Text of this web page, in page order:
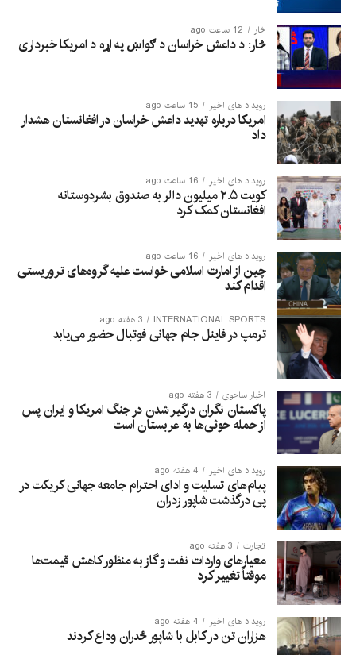
څار 12 ساعت ago
څار: د داعش خراسان د ګواښ په اړه د امریکا خبرداری
رویداد های اخیر 15 ساعت ago
امریکا درباره تهدید داعش خراسان در افغانستان هشدار
داد
رویداد های اخیر 16 ساعت ago
کویت ۲.۵ میلیون دالر به صندوق بشردوستانه
افغانستان کمک کرد
رویداد های اخیر 16 ساعت ago
چین از امارت اسلامی خواست علیه گروه‌های تروریستی
اقدام کند
INTERNATIONAL SPORTS 3 هفته ago
ترمپ در فاینل جام جهانی فوتبال حضور می‌یابد
اخبار ساحوی 3 هفته ago
پاکستان نگران درگیر شدن در جنگ امریکا و ایران پس
از حمله حوثی‌ها به عربستان است
رویداد های اخیر 4 هفته ago
پیام‌های تسلیت و ادای احترام جامعه جهانی کریکت در
پی درگذشت شاپور زدران
تجارت 3 هفته ago
معیارهای واردات نفت و گاز به منظور کاهش قیمت‌ها
موقتاً تغییر کرد
رویداد های اخیر 4 هفته ago
هزاران تن در کابل با شاپور ځدران وداع کردند